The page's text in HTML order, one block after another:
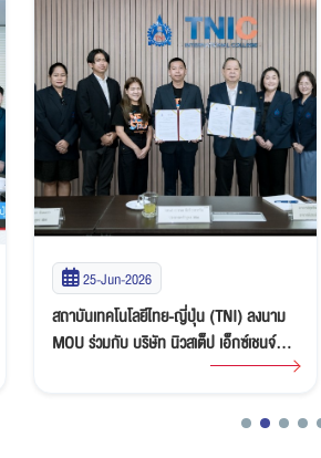
18-Jun-2026
สถาบันเทคโนโลยีไทย-ญี่ปุ่น ต้อนรับผู้แทน
จาก YIC Asia Pacific Corporation
Limited เยี่ยมชมครุภัณฑ์ที่มอบให้ พร้อม